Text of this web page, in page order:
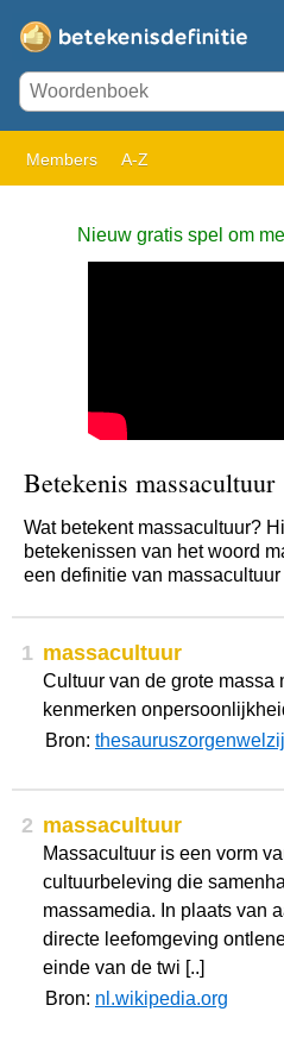
Members A-Z
Nieuw gratis spel om
Betekenis massacultuur
Wat betekent massacultuur?
betekenissen van het woord
een definitie van
1 massacultuur
Cultuur van de grote massa
kenmerken
Bron:
2 massacultuur
Massacultuur is een vorm
cultuurbeleving die
massamedia. In plaats van
directe leefomgeving
einde van de twi [..]
Bron: nl.wikipedia.org